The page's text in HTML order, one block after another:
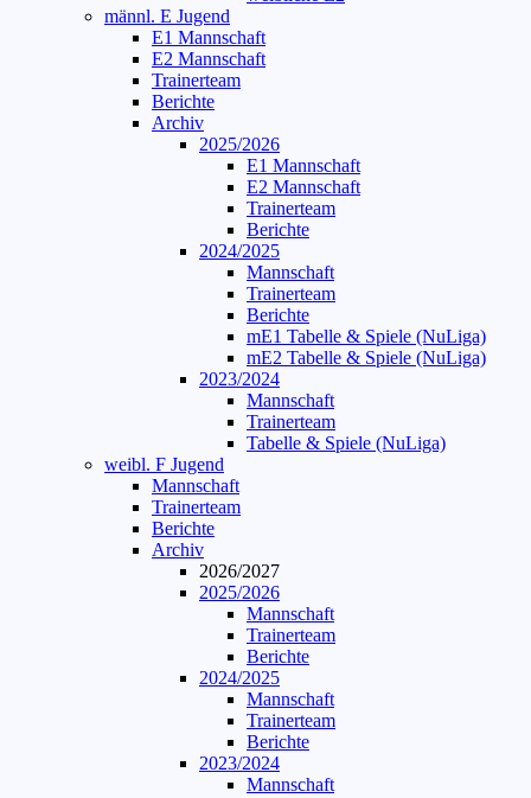
männl. E Jugend
E1 Mannschaft
E2 Mannschaft
Trainerteam
Berichte
Archiv
2025/2026
E1 Mannschaft
E2 Mannschaft
Trainerteam
Berichte
2024/2025
Mannschaft
Trainerteam
Berichte
mE1 Tabelle & Spiele (NuLiga)
mE2 Tabelle & Spiele (NuLiga)
2023/2024
Mannschaft
Trainerteam
Tabelle & Spiele (NuLiga)
weibl. F Jugend
Mannschaft
Trainerteam
Berichte
Archiv
2026/2027
2025/2026
Mannschaft
Trainerteam
Berichte
2024/2025
Mannschaft
Trainerteam
Berichte
2023/2024
Mannschaft